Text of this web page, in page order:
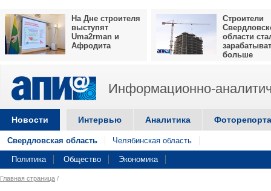
На Дне строителя
выступят
Uma2rman и
Афродита
Строители
области
больше
Информационно-
Новости Интервью Аналитика
Свердловская область Челябинская область
Политика Общество Экономика
Главная страница /